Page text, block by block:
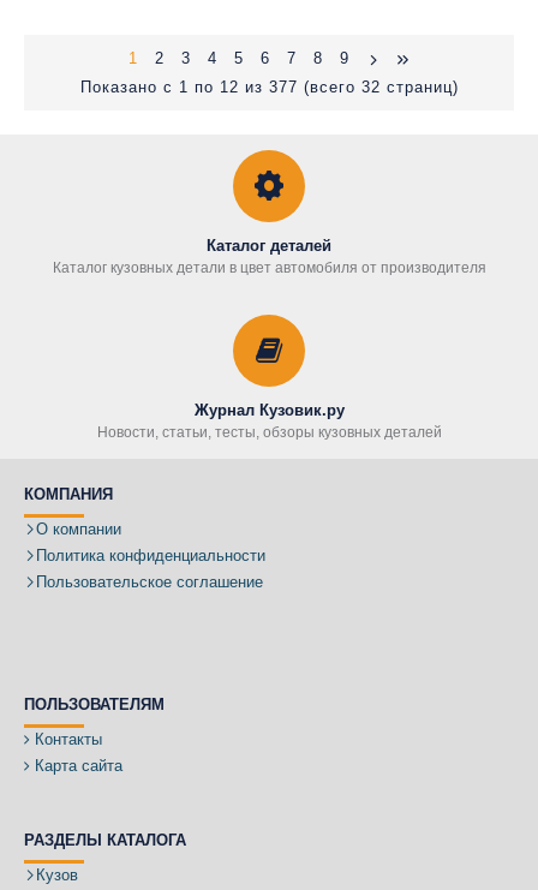
1 2 3 4 5 6 7 8
9
Показано с 1 по 12 из 377 (всего 32 страниц)
Каталог деталей
Каталог кузовных детали в цвет автомобиля от производителя
Журнал Кузовик.ру
Новости, статьи, тесты, обзоры кузовных деталей
КОМПАНИЯ
О компании
Политика конфиденциальности
Пользовательское соглашение
ПОЛЬЗОВАТЕЛЯМ
Контакты
Карта сайта
РАЗДЕЛЫ КАТАЛОГА
Кузов